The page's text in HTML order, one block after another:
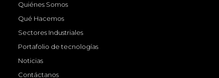
Quiénes Somos
Qué Hacemos
Sectores Industriales
Portafolio de tecnologías
Noticias
Contáctanos